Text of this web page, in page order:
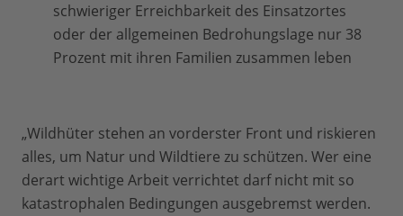
schwieriger Erreichbarkeit des Einsatzortes
oder der allgemeinen Bedrohungslage nur 38
Prozent mit ihren Familien zusammen leben
„Wildhüter stehen an vorderster Front und riskieren
alles, um Natur und Wildtiere zu schützen. Wer eine
derart wichtige Arbeit verrichtet darf nicht mit so
katastrophalen Bedingungen ausgebremst werden.